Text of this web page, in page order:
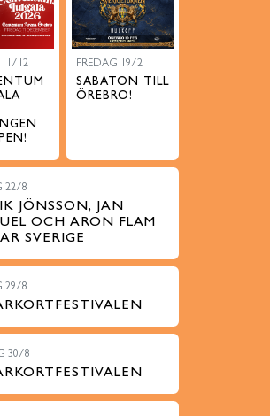
11/12 FREDAG 19/2
SABATON TILL
ÖREBRO!
22/8
JÖNSSON, JAN
OCH ARON FLAM
SVERIGE
29/8
30/8